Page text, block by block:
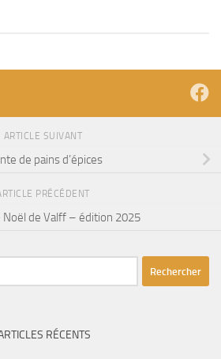
ARTICLE SUIVANT
de pains d’épices
PRÉCÉDENT
Noël de Valff – édition 2025
RÉCENTS